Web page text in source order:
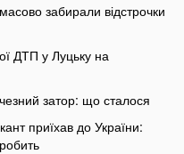
забирали відстрочки
ДТП у Луцьку на
затор: що сталося
приїхав до України: